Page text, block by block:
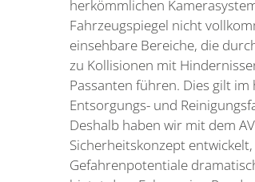
herkömmlichen
Fahrzeugspiegel nicht
einsehbare Bereiche, die
zu Kollisionen mit
Passanten führen. Dies gilt
Entsorgungs- und
Deshalb haben wir mit dem
Sicherheitskonzept
Gefahrenpotentiale